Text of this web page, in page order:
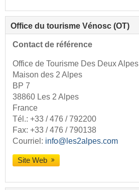
Office du tourisme Vénosc (OT)
Contact de référence
Office de Tourisme Des Deux Alpes
Maison des 2 Alpes
BP 7
38860 Les 2 Alpes
France
Tél.: +33 / 476 / 792200
Fax: +33 / 476 / 790138
Courriel: info@les2alpes.com
Site Web